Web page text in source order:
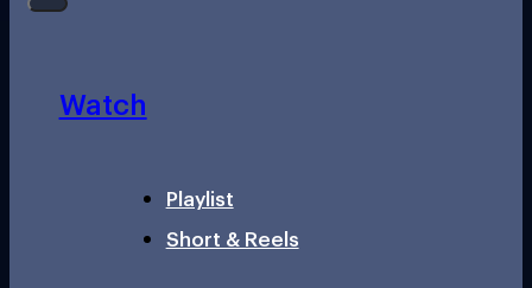
Watch
Playlist
Short & Reels